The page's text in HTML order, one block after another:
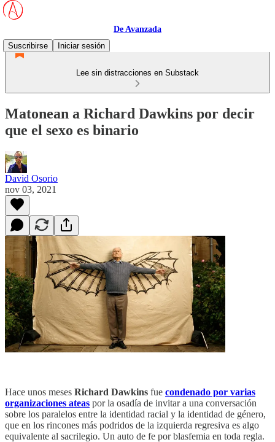
De Avanzada
Suscribirse
Iniciar sesión
Lee sin distracciones en Substack
Matonean a Richard Dawkins por decir
que el sexo es binario
David Osorio
nov 03, 2021
Hace unos meses Richard Dawkins fue condenado por varias
organizaciones ateas por la osadía de invitar a una conversación
sobre los paralelos entre la identidad racial y la identidad de género,
que en los rincones más podridos de la izquierda regresiva es algo
equivalente al sacrilegio. Un auto de fe por blasfemia en toda regla.